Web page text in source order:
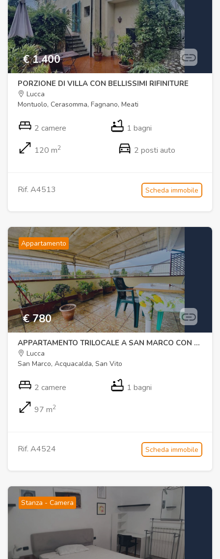
€ 1.400
PORZIONE DI VILLA CON BELLISSIMI RIFINITURE
Lucca
Montuolo, Cerasomma, Fagnano, Meati
2 camere 1 bagni
120 m2 2 posti auto
Rif. A4513 Scheda immobile
Appartamento
€ 780
APPARTAMENTO TRILOCALE A SAN MARCO CON AMPIA TERRAZZA
Lucca
San Marco, Acquacalda, San Vito
2 camere 1 bagni
97 m2
Rif. A4524 Scheda immobile
Stanza - Camera